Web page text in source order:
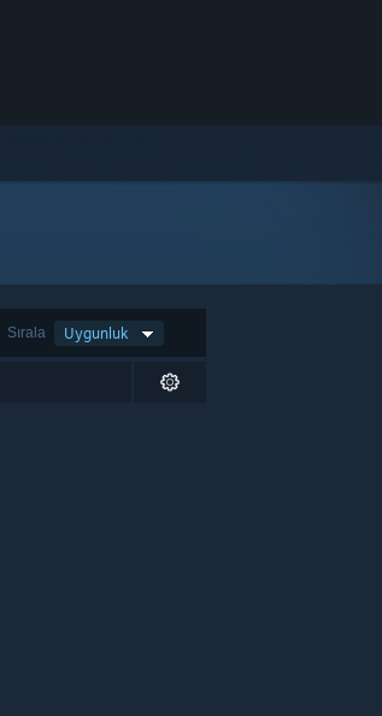
Sırala Uygunluk